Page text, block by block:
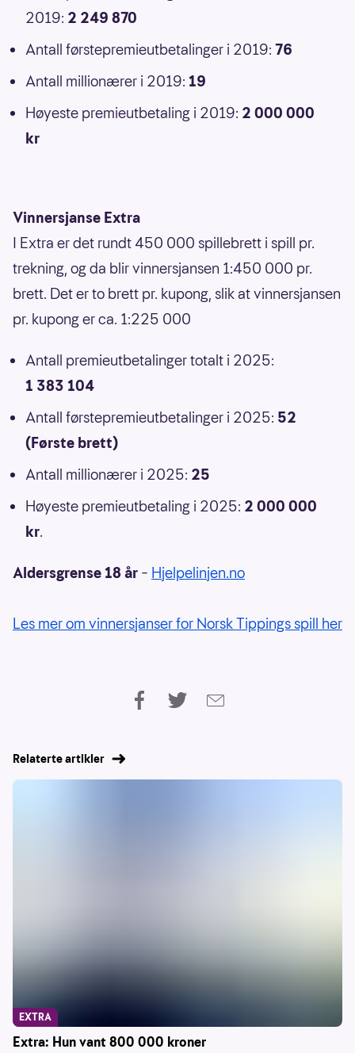
2019: 2 249 870
Antall førstepremieutbetalinger i 2019: 76
Antall millionærer i 2019: 19
Høyeste premieutbetaling i 2019: 2 000 000
kr
Vinnersjanse Extra
I Extra er det rundt 450 000 spillebrett i spill pr.
trekning, og da blir vinnersjansen 1:450 000 pr.
brett. Det er to brett pr. kupong, slik at vinnersjansen
pr. kupong er ca. 1:225 000
Antall premieutbetalinger totalt i 2025:
1 383 104
Antall førstepremieutbetalinger i 2025: 52
(Første brett)
Antall millionærer i 2025: 25
Høyeste premieutbetaling i 2025: 2 000 000
kr.
Aldersgrense 18 år – Hjelpelinjen.no
Les mer om vinnersjanser for Norsk Tippings spill her
Relaterte artikler
Extra: Hun vant 800 000 kroner
EXTRA